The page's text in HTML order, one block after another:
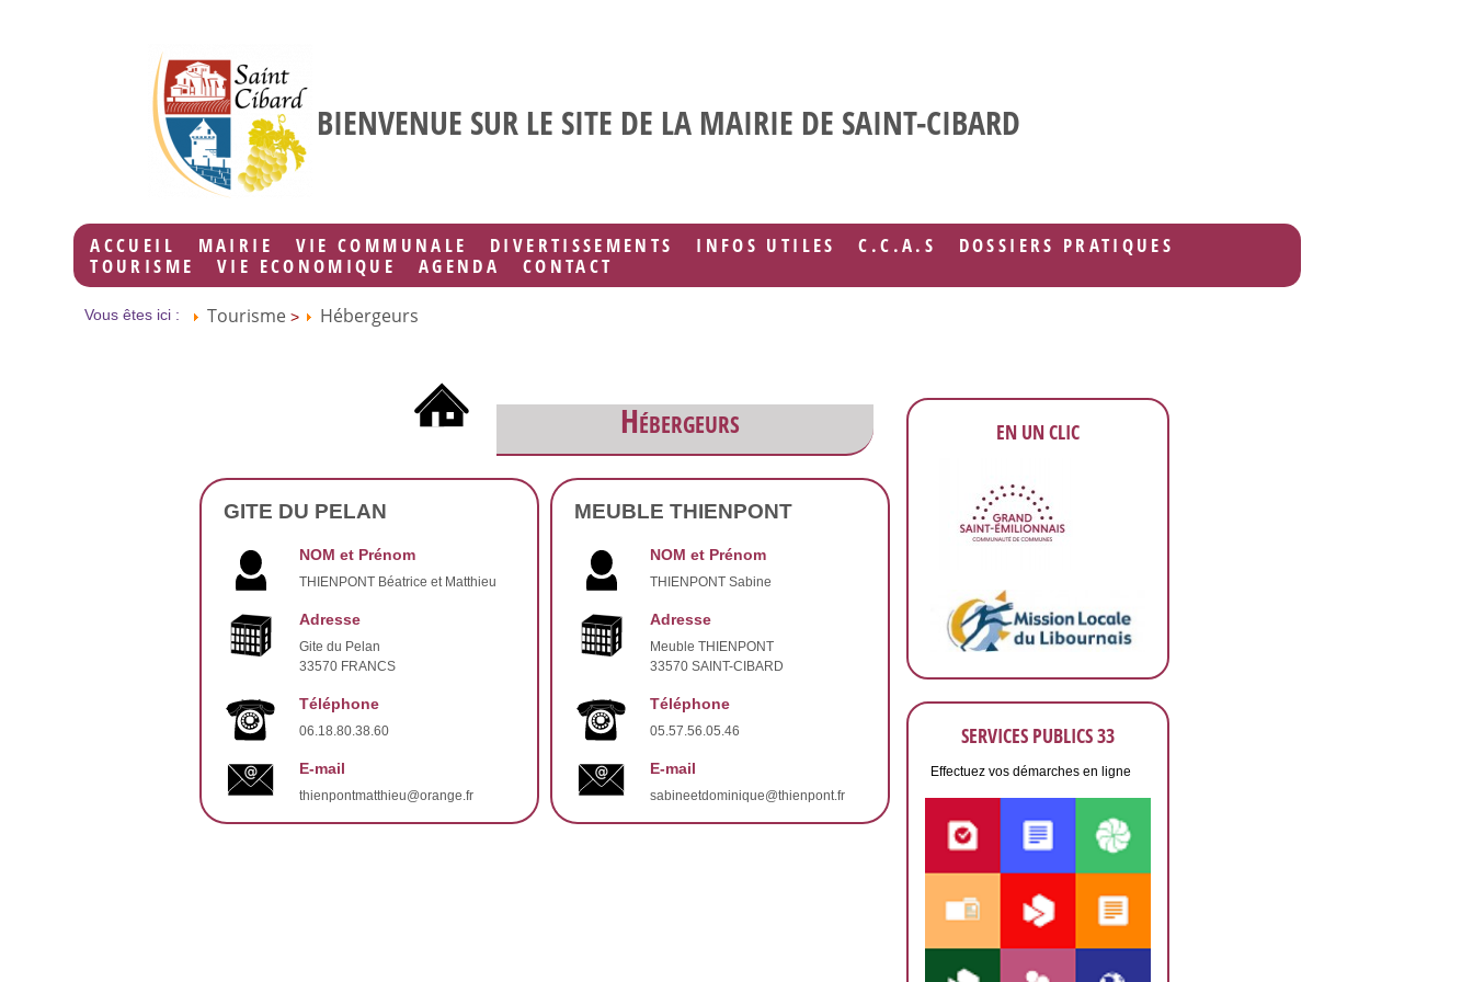
BIENVENUE SUR LE SITE DE LA MAIRIE DE SAINT-CIBARD
ACCUEIL MAIRIE VIE COMMUNALE DIVERTISSEMENTS INFOS UTILES C.C.A.S
DOSSIERS PRATIQUES
TOURISME
VIE ECONOMIQUE AGENDA CONTACT
Vous êtes ici : Tourisme > Hébergeurs
Hébergeurs
GITE DU PELAN
NOM et Prénom
THIENPONT Béatrice et Matthieu
Adresse
Gite du Pelan
33570 FRANCS
Téléphone
06.18.80.38.60
E-mail
thienpontmatthieu@orange.fr
MEUBLE THIENPONT
NOM et Prénom
THIENPONT Sabine
Adresse
Meuble THIENPONT
33570 SAINT-CIBARD
Téléphone
05.57.56.05.46
E-mail
sabineetdominique@thienpont.fr
EN UN CLIC
SERVICES PUBLICS 33
Effectuez vos démarches en ligne